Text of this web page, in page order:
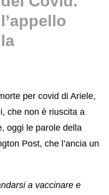
per covid di Ariele,
che non è riuscita a
oggi le parole della
Post, che l’ancia un
a vaccinare e